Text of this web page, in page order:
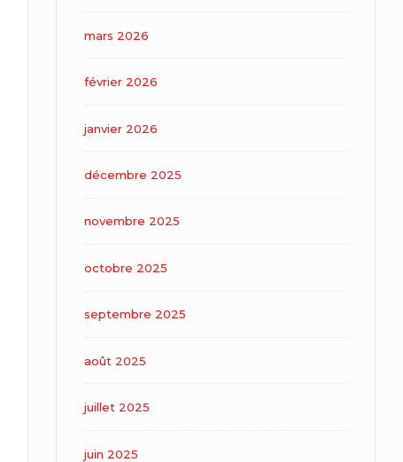
mars 2026
février 2026
janvier 2026
décembre 2025
novembre 2025
octobre 2025
septembre 2025
août 2025
juillet 2025
juin 2025